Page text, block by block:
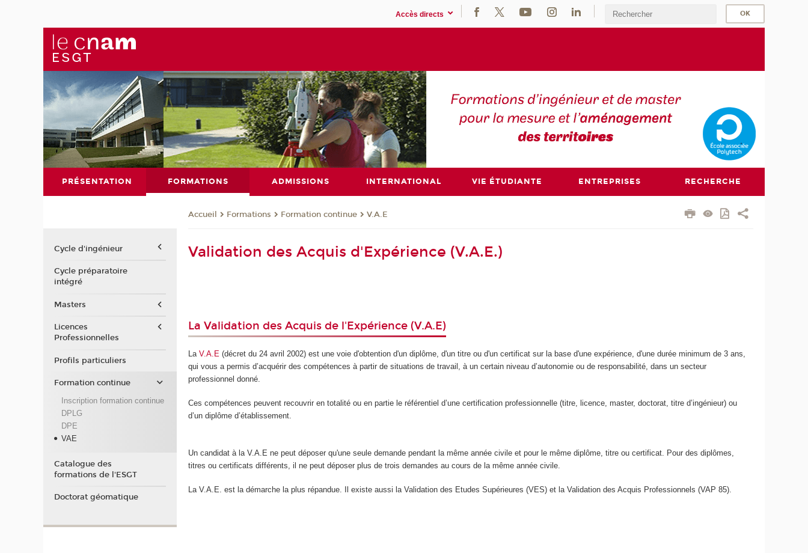
Accès directs
PRÉSENTATION FORMATIONS ADMISSIONS INTERNATIONAL VIE ÉTUDIANTE ENTREPRISES RECHERCHE
Accueil Formations Formation continue V.A.E
Validation des Acquis d'Expérience (V.A.E.)
La Validation des Acquis de l'Expérience (V.A.E)
LaV.A.E (décret du 24 avril 2002) est une voie d'obtention d'un diplôme, d'un titre ou d'un certificat sur la base d'une expérience, d'une durée minimum de 3 ans,
qui vous a permis d’acquérir des compétences à partir de situations de travail, à un certain niveau d’autonomie ou de responsabilité, dans un secteur
professionnel donné.
Ces compétences peuvent recouvrir en totalité ou en partie le référentiel d’une certification professionnelle (titre, licence, master, doctorat, titre d’ingénieur) ou
d’un diplôme d’établissement.
Un candidat à la V.A.E ne peut déposer qu'une seule demande pendant la même année civile et pour le même diplôme, titre ou certificat. Pour des diplômes,
titres ou certificats différents, il ne peut déposer plus de trois demandes au cours de la même année civile.
La V.A.E. est la démarche la plus répandue. Il existe aussi la Validation des Etudes Supérieures (VES) et la Validation des Acquis Professionnels (VAP 85).
Cycle d'ingénieur
Cycle préparatoire
intégré
Masters
Licences
Professionnelles
Profils particuliers
Formation continue
Inscription formation continue
DPLG
DPE
VAE
Catalogue des
formations de l'ESGT
Doctorat géomatique